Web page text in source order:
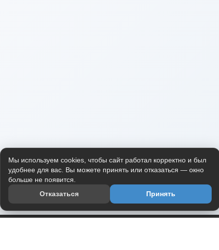
Мы используем cookies, чтобы сайт работал корректно и был
удобнее для вас. Вы можете принять или отказаться — окно
больше не появится.
Отказаться
Принять